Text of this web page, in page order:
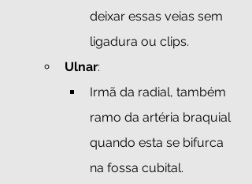
deixar essas veias sem
ligadura ou clips.
Ulnar:
Irmã da radial, também
ramo da artéria braquial
quando esta se bifurca
na fossa cubital.